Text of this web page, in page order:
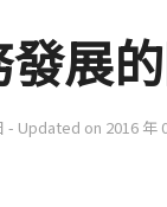
展
- Updated on 2016 年